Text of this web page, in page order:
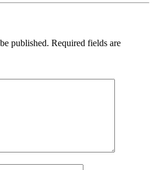
published. Required fields are